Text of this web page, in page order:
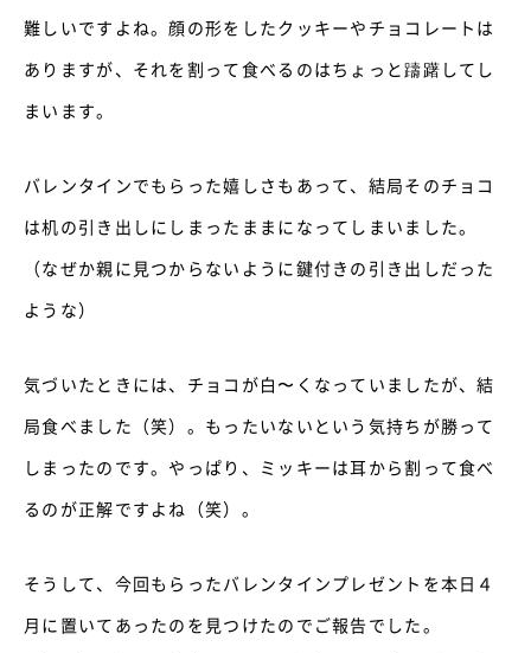
難しいですよね。顔の形をしたクッキーやチョコレートは
ありますが、それを割って食べるのはちょっと躊躇してし
まいます。
バレンタインでもらった嬉しさもあって、結局そのチョコ
は机の引き出しにしまったままになってしまいました。
（なぜか親に見つからないように鍵付きの引き出しだった
ような）
気づいたときには、チョコが白〜くなっていましたが、結
局食べました（笑）。もったいないという気持ちが勝って
しまったのです。やっぱり、ミッキーは耳から割って食べ
るのが正解ですよね（笑）。
そうして、今回もらったバレンタインプレゼントを本日４
月に置いてあったのを見つけたのでご報告でした。